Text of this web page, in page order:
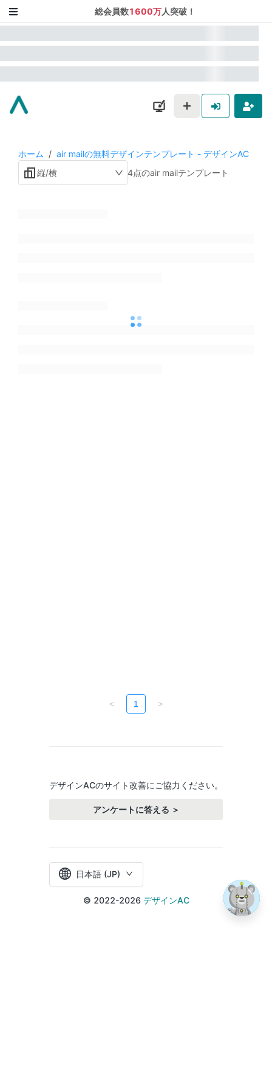
総会員数1600万人突破！
ホーム / air mailの無料デザインテンプレート - デザインAC
縦/横
4点のair mailテンプレート
< 1 >
デザインACのサイト改善にご協力ください。
アンケートに答える ＞
日本語 (JP)
© 2022-2026 デザインAC